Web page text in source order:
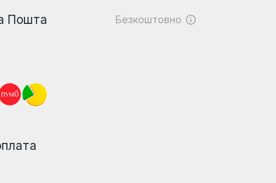
Пошта Безкоштовно